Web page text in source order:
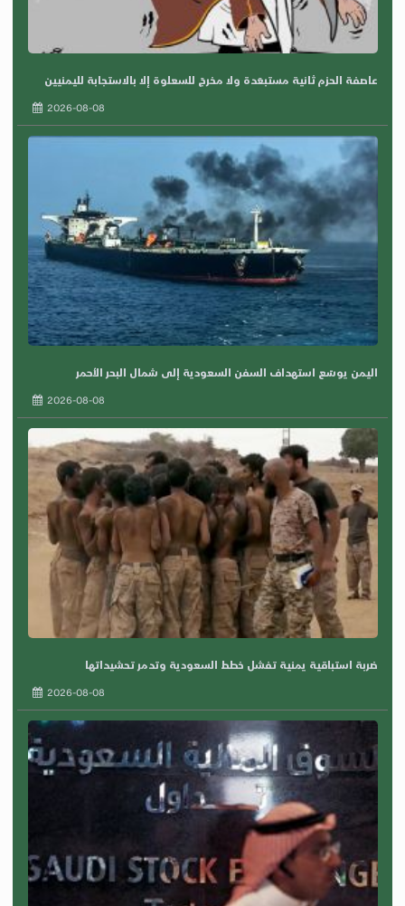
عاصفة الحزم ثانية مستبعَدة ولا مخرجَ للسعلوة إلا بالاستجابة لليمنيين
2026-08-08
اليمن يوسّع استهداف السفن السعودية إلى شمال البحر الأحمر
2026-08-08
ضربة استباقية يمنية تفشل خطط السعودية وتدمر تحشيداتها
2026-08-08